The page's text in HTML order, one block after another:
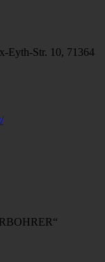
Eyth-Str. 10, 71364